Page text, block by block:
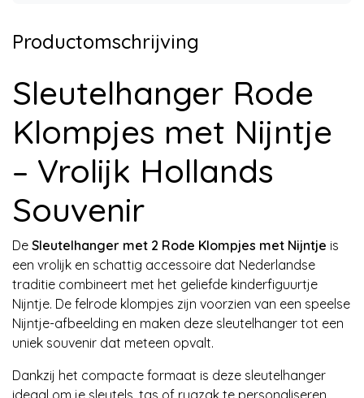
Productomschrijving
Sleutelhanger Rode
Klompjes met Nijntje
– Vrolijk Hollands
Souvenir
De Sleutelhanger met 2 Rode Klompjes met Nijntje is
een vrolijk en schattig accessoire dat Nederlandse
traditie combineert met het geliefde kinderfiguurtje
Nijntje. De felrode klompjes zijn voorzien van een speelse
Nijntje-afbeelding en maken deze sleutelhanger tot een
uniek souvenir dat meteen opvalt.
Dankzij het compacte formaat is deze sleutelhanger
ideaal om je sleutels, tas of rugzak te personaliseren.